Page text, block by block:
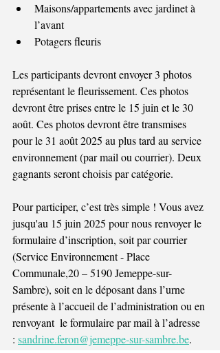
Maisons/appartements avec jardinet à
l’avant
Potagers fleuris
Les participants devront envoyer 3 photos
représentant le fleurissement. Ces photos
devront être prises entre le 15 juin et le 30
août. Ces photos devront être transmises
pour le 31 août 2025 au plus tard au service
environnement (par mail ou courrier). Deux
gagnants seront choisis par catégorie.
Pour participer, c’est très simple ! Vous avez
jusqu'au 15 juin 2025 pour nous renvoyer le
formulaire d’inscription, soit par courrier
(Service Environnement - Place
Communale,20 – 5190 Jemeppe-sur-
Sambre), soit en le déposant dans l’urne
présente à l’accueil de l’administration ou en
renvoyant  le formulaire par mail à l’adresse
: sandrine.feron@jemeppe-sur-sambre.be.